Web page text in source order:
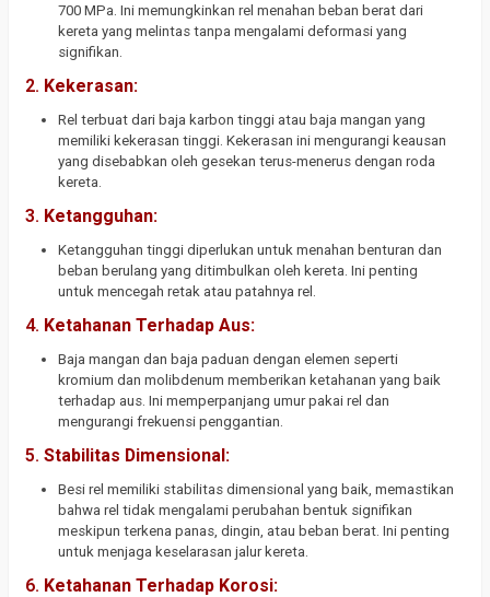
700 MPa. Ini memungkinkan rel menahan beban berat dari
kereta yang melintas tanpa mengalami deformasi yang
signifikan.
2. Kekerasan:
Rel terbuat dari baja karbon tinggi atau baja mangan yang
memiliki kekerasan tinggi. Kekerasan ini mengurangi keausan
yang disebabkan oleh gesekan terus-menerus dengan roda
kereta.
3. Ketangguhan:
Ketangguhan tinggi diperlukan untuk menahan benturan dan
beban berulang yang ditimbulkan oleh kereta. Ini penting
untuk mencegah retak atau patahnya rel.
4. Ketahanan Terhadap Aus:
Baja mangan dan baja paduan dengan elemen seperti
kromium dan molibdenum memberikan ketahanan yang baik
terhadap aus. Ini memperpanjang umur pakai rel dan
mengurangi frekuensi penggantian.
5. Stabilitas Dimensional:
Besi rel memiliki stabilitas dimensional yang baik, memastikan
bahwa rel tidak mengalami perubahan bentuk signifikan
meskipun terkena panas, dingin, atau beban berat. Ini penting
untuk menjaga keselarasan jalur kereta.
6. Ketahanan Terhadap Korosi: